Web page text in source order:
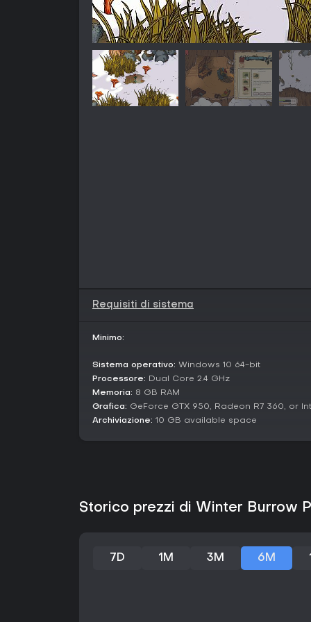
Requisiti di sistema
Minimo:
Sistema operativo: Windows 10 64-bit
Processore: Dual Core 2.4 GHz
Memoria: 8 GB RAM
Grafica: GeForce GTX 950, Radeon R7 360, or
Archiviazione: 10 GB available space
Storico prezzi di Winter Burrow
7D 1M 3M 6M